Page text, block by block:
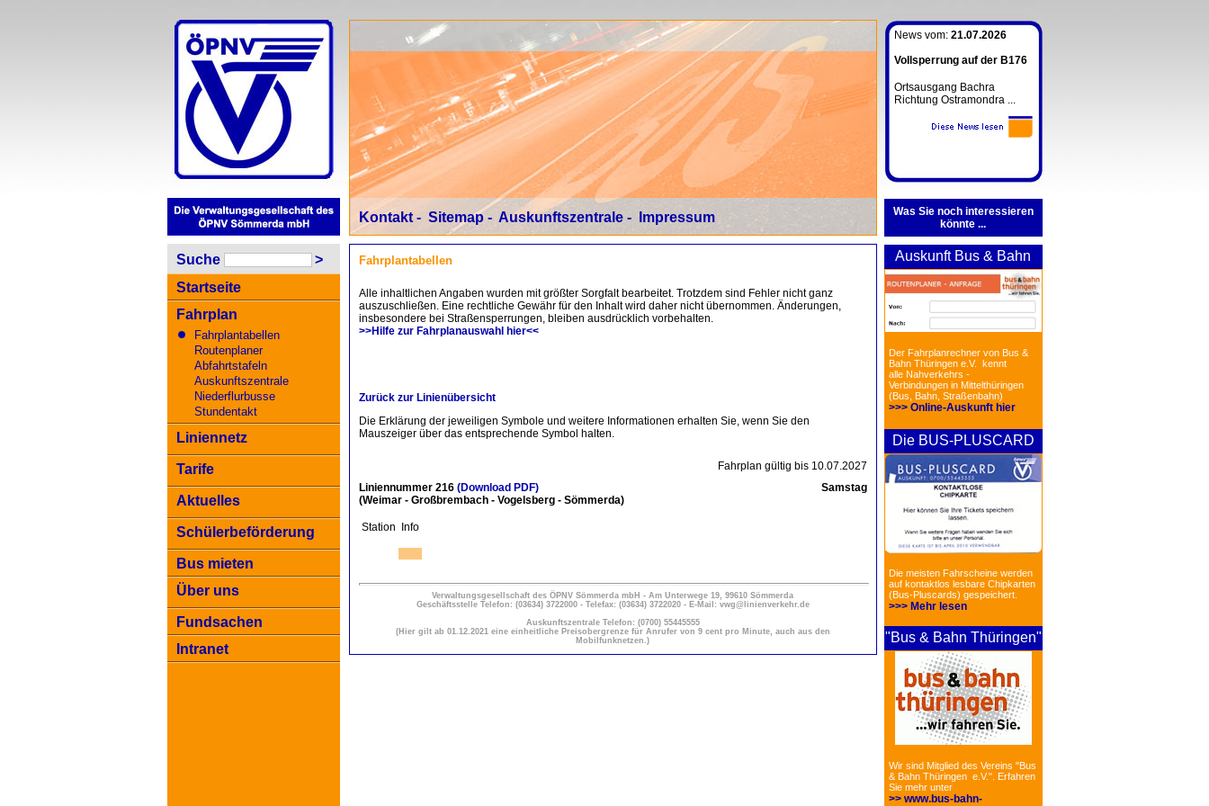
Suche
>
Startseite
Fahrplan
Fahrplantabellen
Routenplaner
Abfahrtstafeln
Auskunftszentrale
Niederflurbusse
Stundentakt
Liniennetz
Tarife
Aktuelles
Schülerbeförderung
Bus mieten
Über uns
Fundsachen
Intranet
Kontakt- Sitemap- Auskunftszentrale- Impressum
Fahrplantabellen
Alle inhaltlichen Angaben wurden mit größter Sorgfalt bearbeitet. Trotzdem sind Fehler nicht ganz
auszuschließen. Eine rechtliche Gewähr für den Inhalt wird daher nicht übernommen. Änderungen,
insbesondere bei Straßensperrungen, bleiben ausdrücklich vorbehalten.
>>Hilfe zur Fahrplanauswahl hier<<
Zurück zur Linienübersicht
Die Erklärung der jeweiligen Symbole und weitere Informationen erhalten Sie, wenn Sie den
Mauszeiger über das entsprechende Symbol halten.
Fahrplan gültig bis 10.07.2027
Liniennummer 216 (Download PDF)
(Weimar - Großbrembach - Vogelsberg - Sömmerda)
Samstag
Station Info
Verwaltungsgesellschaft des ÖPNV Sömmerda mbH - Am Unterwege 19, 99610 Sömmerda
Geschäftsstelle Telefon: (03634) 3722000 - Telefax: (03634) 3722020 - E-Mail: vwg@linienverkehr.de
Auskunftszentrale Telefon: (0700) 55445555
(Hier gilt ab 01.12.2021 eine einheitliche Preisobergrenze für Anrufer von 9 cent pro Minute, auch aus den
Mobilfunknetzen.)
News vom: 21.07.2026
Vollsperrung auf der B176
Ortsausgang Bachra
Richtung Ostramondra ...
Was Sie noch interessieren
könnte ...
Auskunft Bus & Bahn
Der Fahrplanrechner von Bus &
Bahn Thüringen e.V. kennt
alle Nahverkehrs -
Verbindungen in Mittelthüringen
(Bus, Bahn, Straßenbahn)
>>> Online-Auskunft hier
Die BUS-PLUSCARD
Die meisten Fahrscheine werden
auf kontaktlos lesbare Chipkarten
(Bus-Pluscards) gespeichert.
>>> Mehr lesen
"Bus & Bahn Thüringen"
Wir sind Mitglied des Vereins "Bus
& Bahn Thüringen e.V.". Erfahren
Sie mehr unter
>> www.bus-bahn-